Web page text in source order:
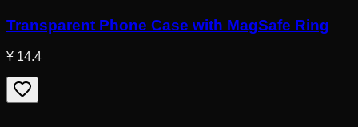
Transparent Phone Case with MagSafe Ring
¥ 14.4